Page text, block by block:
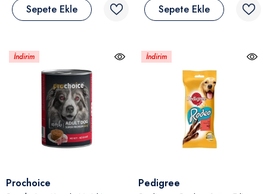
Sepete Ekle Sepete Ekle
İndirim
Satıcı:
Prochoice
İndirim
Satıcı:
Pedigree